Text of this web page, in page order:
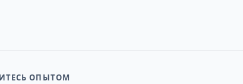
ОПЫТОМ